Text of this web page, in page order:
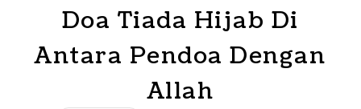
Doa Tiada Hijab Di
Antara Pendoa Dengan
Allah